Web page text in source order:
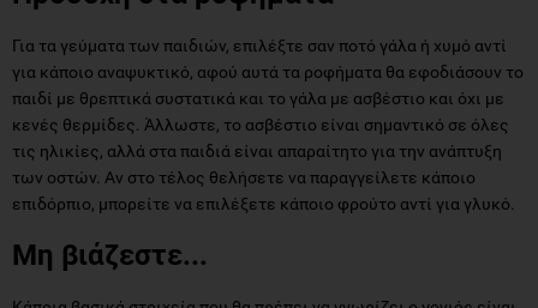
Για τα γεύματα των παιδιών, επιλέξτε σαν ποτό γάλα ή χυμό αντί
για κάποιο αναψυκτικό, αφού αυτά τα ροφήματα θα εφοδιάσουν το
παιδί με θρεπτικά συστατικά και το γάλα με ασβέστιο και όχι με
κενές θερμίδες. Άλλωστε, το ασβέστιο είναι σημαντικό σε όλες
τις ηλικίες, αλλά στα παιδιά είναι απαραίτητο για την ανάπτυξη
των οστών. Αν στο τέλος θελήσετε να παραγγείλετε κάποιο
επιδόρπιο, μπορείτε να επιλέξετε κάποιο φρούτο αντί για γλυκό.
Μη βιάζεστε...